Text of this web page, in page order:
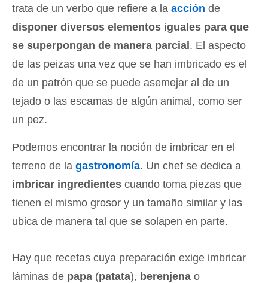
trata de un verbo que refiere a la acción de
disponer diversos elementos iguales para que
se superpongan de manera parcial . El aspecto
de las peizas una vez que se han imbricado es el
de un patrón que se puede asemejar al de un
tejado o las escamas de algún animal, como ser
un pez.
Podemos encontrar la noción de imbricar en el
terreno de la gastronomía. Un chef se dedica a
imbricar ingredientes cuando toma piezas que
tienen el mismo grosor y un tamaño similar y las
ubica de manera tal que se solapen en parte.
Hay que recetas cuya preparación exige imbricar
láminas de papa (patata), berenjena o